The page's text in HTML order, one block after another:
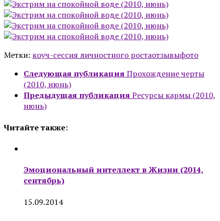
Метки: коуч-сессия личностного ростаотзывыфото
Следующая публикация Прохождение черты
(2010, июнь)
Предыдущая публикация Ресурсы кармы (2010,
июнь)
Читайте также:
Эмоциональный интеллект в Жизни (2014,
сентябрь)
15.09.2014